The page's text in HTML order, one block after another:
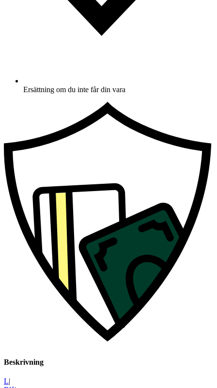
Ersättning om du inte får din vara
Beskrivning
L|